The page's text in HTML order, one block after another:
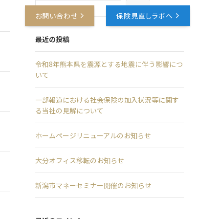
お問い合わせ 保険見直しラボへ
検索
最近の投稿
令和8年熊本県を震源とする地震に伴う影響につ
いて
一部報道における社会保険の加入状況等に関す
る当社の見解について
ホームページリニューアルのお知らせ
大分オフィス移転のお知らせ
新潟市マネーセミナー開催のお知らせ